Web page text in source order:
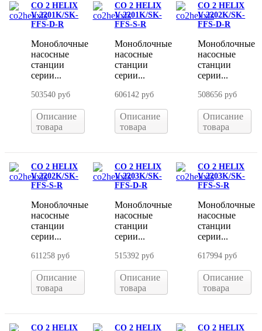
CO 2 HELIX
V 2201K/SK-
FFS-D-R
Моноблочные
насосные
станции
серии...
503540 руб
Описание
товара
CO 2 HELIX
V 2201K/SK-
FFS-S-R
Моноблочные
насосные
станции
серии...
606142 руб
Описание
товара
CO 2 HELIX
V 2202K/SK-
FFS-D-R
Моноблочные
насосные
станции
серии...
508656 руб
Описание
товара
CO 2 HELIX
V 2202K/SK-
FFS-S-R
Моноблочные
насосные
станции
серии...
611258 руб
Описание
товара
CO 2 HELIX
V 2203K/SK-
FFS-D-R
Моноблочные
насосные
станции
серии...
515392 руб
Описание
товара
CO 2 HELIX
V 2203K/SK-
FFS-S-R
Моноблочные
насосные
станции
серии...
617994 руб
Описание
товара
CO 2 HELIX
CO 2 HELIX
CO 2 HELIX